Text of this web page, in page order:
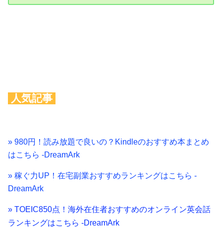
人気記事
» 980円！読み放題で良いの？Kindleのおすすめ本まとめ
はこちら -DreamArk
» 稼ぐ力UP！在宅副業おすすめランキングはこちら -
DreamArk
» TOEIC850点！海外在住者おすすめのオンライン英会話
ランキングはこちら -DreamArk